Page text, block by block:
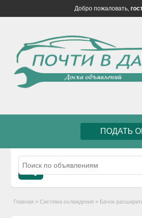
Добро пожаловать,
ПОДАТЬ
Главная » Система охлаждения » Бачок